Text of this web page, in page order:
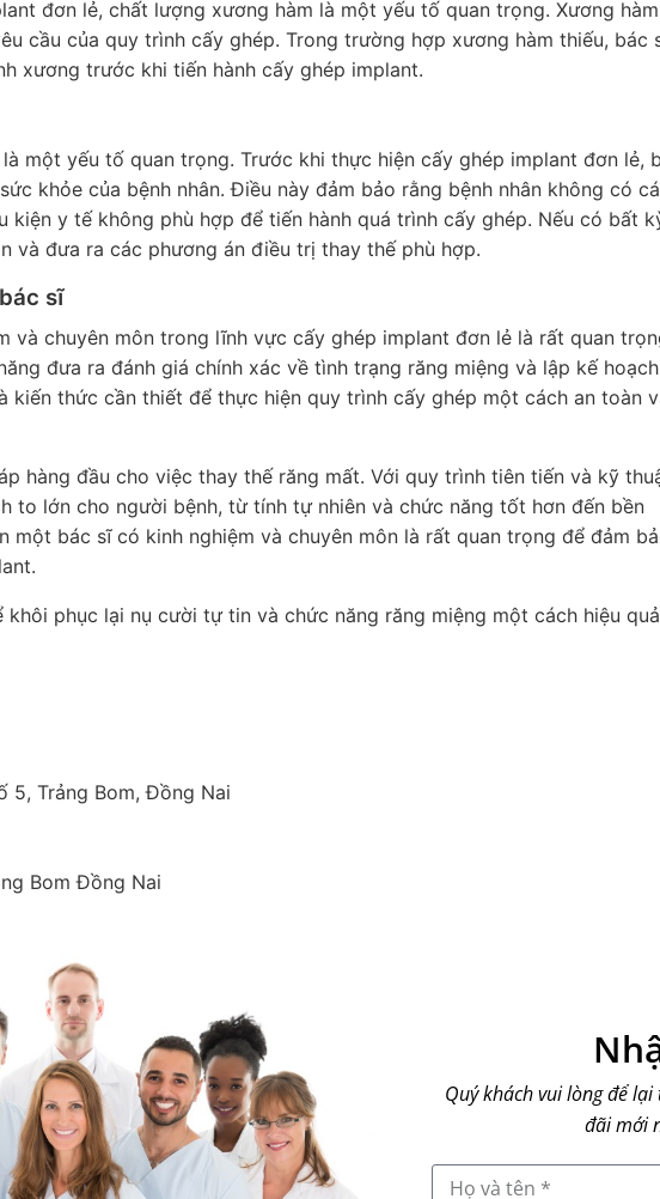
đơn lẻ, chất lượng xương hàm là một yếu tố quan trọng. Xương hàm
cầu của quy trình cấy ghép. Trong trường hợp xương hàm thiếu, bác
xương trước khi tiến hành cấy ghép implant.
một yếu tố quan trọng. Trước khi thực hiện cấy ghép implant đơn lẻ,
khỏe của bệnh nhân. Điều này đảm bảo rằng bệnh nhân không có
kiện y tế không phù hợp để tiến hành quá trình cấy ghép. Nếu có bất
và đưa ra các phương án điều trị thay thế phù hợp.
sĩ
và chuyên môn trong lĩnh vực cấy ghép implant đơn lẻ là rất quan
đưa ra đánh giá chính xác về tình trạng răng miệng và lập kế hoạch
kiến thức cần thiết để thực hiện quy trình cấy ghép một cách an toàn
hàng đầu cho việc thay thế răng mất. Với quy trình tiên tiến và kỹ
to lớn cho người bệnh, từ tính tự nhiên và chức năng tốt hơn đến bền
một bác sĩ có kinh nghiệm và chuyên môn là rất quan trọng để đảm
phục lại nụ cười tự tin và chức năng răng miệng một cách hiệu
5, Trảng Bom, Đồng Nai
Bom Đồng Nai
Quý khách vui lòng để
đãi mới